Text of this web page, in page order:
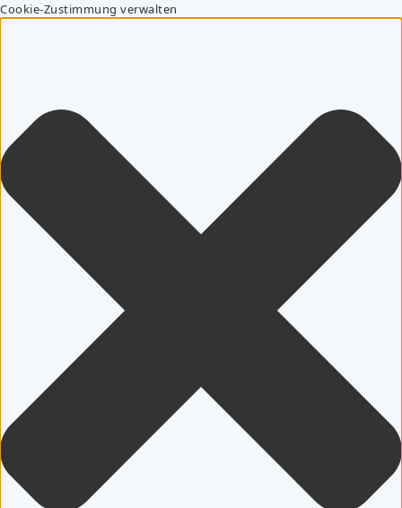
Cookie-Zustimmung verwalten